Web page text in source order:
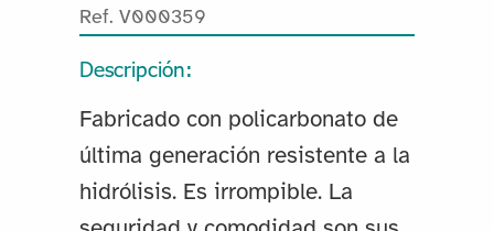
Ref. V000359
Descripción:
Fabricado con policarbonato de
última generación resistente a la
hidrólisis. Es irrompible. La